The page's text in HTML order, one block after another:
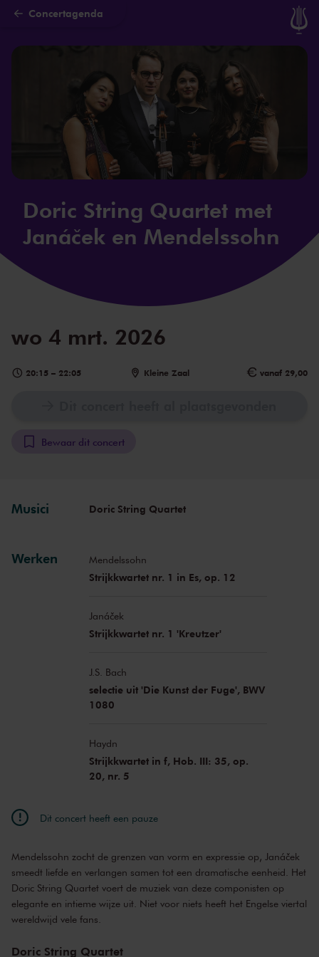
Naar hoofdcontent
Concertagenda
Doric String Quartet met
Janáček en Mendelssohn
wo 4 mrt. 2026
20:15 – 22:05 Kleine Zaal vanaf 29,00
Bewaar dit concert
Musici Doric String Quartet
Werken Mendelssohn
Strijkkwartet nr. 1 in Es, op. 12
Janáček
Strijkkwartet nr. 1 'Kreutzer'
J.S. Bach
selectie uit 'Die Kunst der Fuge', BWV
1080
Haydn
Strijkkwartet in f, Hob. III: 35, op.
20, nr. 5
Dit concert heeft een pauze
Mendelssohn zocht de grenzen van vorm en expressie op, Janáček
smeedt liefde en verlangen samen tot een dramatische eenheid. Het
Doric String Quartet voert de muziek van deze componisten op
elegante en intieme wijze uit. Niet voor niets heeft het Engelse viertal
wereldwijd vele fans.
Doric String Quartet